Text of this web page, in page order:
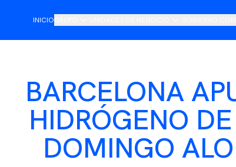
INICIO
Historia
Datos
Mobility
Tech
Internacional
Logística
Compliance
BARCELONA
HIDRÓGENO
DOMINGO